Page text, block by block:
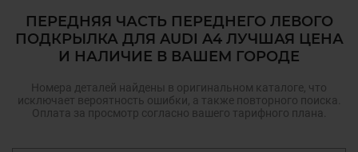
ПЕРЕДНЯЯ ЧАСТЬ ПЕРЕДНЕГО ЛЕВОГО
ПОДКРЫЛКА ДЛЯ AUDI A4 ЛУЧШАЯ ЦЕНА
И НАЛИЧИЕ В ВАШЕМ ГОРОДЕ
Номера деталей найдены в оригинальном каталоге, что
исключает вероятность ошибки, а также повторного поиска.
Оплата за просмотр согласно вашего тарифного плана.